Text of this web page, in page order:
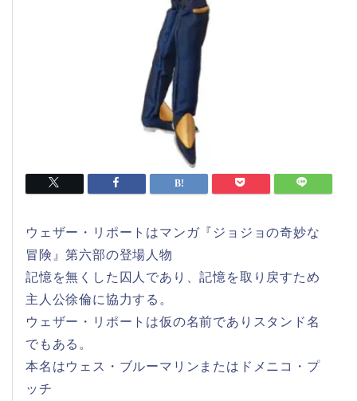
ウェザー・リポートはマンガ『ジョジョの奇妙な
冒険』第六部の登場人物
記憶を無くした囚人であり、記憶を取り戻すため
主人公徐倫に協力する。
ウェザー・リポートは仮の名前でありスタンド名
でもある。
本名はウェス・ブルーマリンまたはドメニコ・プ
ッチ